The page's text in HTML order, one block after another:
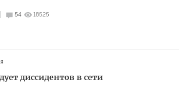
54 18525
диссидентов в сети